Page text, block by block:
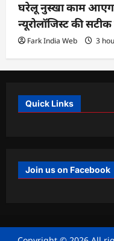
घरेलू नुस्खा काम
न्यूरोलॉजिस्ट की सटीक
Fark India Web 3
Quick Links
Join us on Facebook